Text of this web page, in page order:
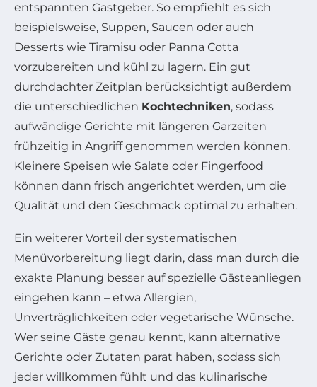
entspannten Gastgeber. So empfiehlt es sich
beispielsweise, Suppen, Saucen oder auch
Desserts wie Tiramisu oder Panna Cotta
vorzubereiten und kühl zu lagern. Ein gut
durchdachter Zeitplan berücksichtigt außerdem
die unterschiedlichen Kochtechniken, sodass
aufwändige Gerichte mit längeren Garzeiten
frühzeitig in Angriff genommen werden können.
Kleinere Speisen wie Salate oder Fingerfood
können dann frisch angerichtet werden, um die
Qualität und den Geschmack optimal zu erhalten.
Ein weiterer Vorteil der systematischen
Menüvorbereitung liegt darin, dass man durch die
exakte Planung besser auf spezielle Gästeanliegen
eingehen kann – etwa Allergien,
Unverträglichkeiten oder vegetarische Wünsche.
Wer seine Gäste genau kennt, kann alternative
Gerichte oder Zutaten parat haben, sodass sich
jeder willkommen fühlt und das kulinarische